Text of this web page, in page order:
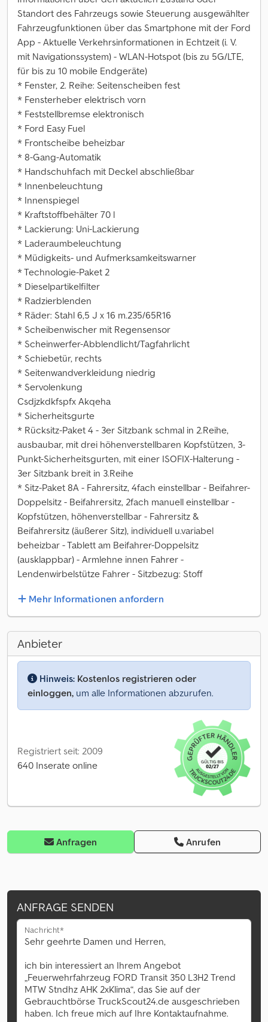
Standort des Fahrzeugs sowie Steuerung ausgewählter
Fahrzeugfunktionen über das Smartphone mit der Ford
App - Aktuelle Verkehrsinformationen in Echtzeit (i. V.
mit Navigationssystem) - WLAN-Hotspot (bis zu 5G/LTE,
für bis zu 10 mobile Endgeräte)
* Fenster, 2. Reihe: Seitenscheiben fest
* Fensterheber elektrisch vorn
* Feststellbremse elektronisch
* Ford Easy Fuel
* Frontscheibe beheizbar
* 8-Gang-Automatik
* Handschuhfach mit Deckel abschließbar
* Innenbeleuchtung
* Innenspiegel
* Kraftstoffbehälter 70 l
* Lackierung: Uni-Lackierung
* Laderaumbeleuchtung
* Müdigkeits- und Aufmerksamkeitswarner
* Technologie-Paket 2
* Dieselpartikelfilter
* Radzierblenden
* Räder: Stahl 6,5 J x 16 m.235/65R16
* Scheibenwischer mit Regensensor
* Scheinwerfer-Abblendlicht/Tagfahrlicht
* Schiebetür, rechts
* Seitenwandverkleidung niedrig
* Servolenkung
Csdjzkdkfspfx Akqeha
* Sicherheitsgurte
* Rücksitz-Paket 4 - 3er Sitzbank schmal in 2.Reihe,
ausbaubar, mit drei höhenverstellbaren Kopfstützen, 3-
Punkt-Sicherheitsgurten, mit einer ISOFIX-Halterung -
3er Sitzbank breit in 3.Reihe
* Sitz-Paket 8A - Fahrersitz, 4fach einstellbar - Beifahrer-
Doppelsitz - Beifahrersitz, 2fach manuell einstellbar -
Kopfstützen, höhenverstellbar - Fahrersitz &
Beifahrersitz (äußerer Sitz), individuell u.variabel
beheizbar - Tablett am Beifahrer-Doppelsitz
(ausklappbar) - Armlehne innen Fahrer -
Lendenwirbelstütze Fahrer - Sitzbezug: Stoff
Mehr Informationen anfordern
Anbieter
Hinweis: Kostenlos registrieren oder
einloggen, um alle Informationen abzurufen.
Registriert seit: 2009
640 Inserate online
Anfragen Anrufen
ANFRAGE SENDEN
Nachricht*